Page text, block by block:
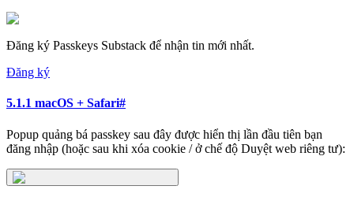
Đăng ký Passkeys Substack để nhận tin mới nhất.
Đăng ký
5.1.1 macOS + Safari#
Popup quảng bá passkey sau đây được hiển thị lần đầu tiên bạn
đăng nhập (hoặc sau khi xóa cookie / ở chế độ Duyệt web riêng tư):